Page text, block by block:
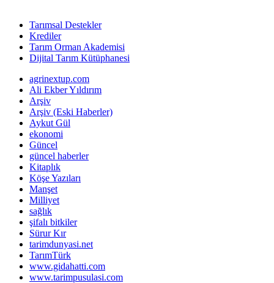
Tarımsal Destekler
Krediler
Tarım Orman Akademisi
Dijital Tarım Kütüphanesi
agrinextup.com
Ali Ekber Yıldırım
Arşiv
Arşiv (Eski Haberler)
Aykut Gül
ekonomi
Güncel
güncel haberler
Kitaplık
Köşe Yazıları
Manşet
Milliyet
sağlık
şifalı bitkiler
Sürur Kır
tarimdunyasi.net
TarımTürk
www.gidahatti.com
www.tarimpusulasi.com